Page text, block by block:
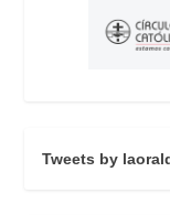
Tweets by